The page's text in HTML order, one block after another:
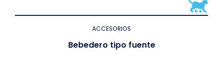
ACCESORIOS
Bebedero tipo fuente